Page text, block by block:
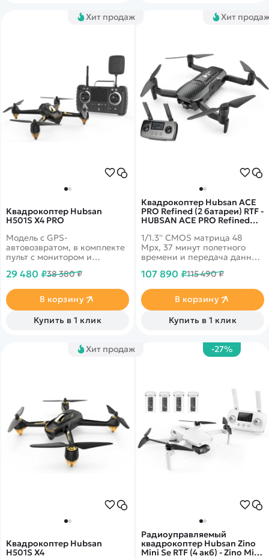
передачи видео на
максимальное расстояние в
профессионалов, так и для
начинающих пилотов.
FHD на 20 км, что дает еще
больше возможностей как
Хит продаж
Квадрокоптер Hubsan
H501S X4 PRO
Модель с GPS-
автовозвратом, в комплекте
пульт с монитором и
29 480 ₽38 380 ₽
В корзину
Купить в 1 клик
Хит
Квадрокоптер Hubsan ACE
PRO Refined (2 батареи) RTF -
HUBSAN ACE PRO Refined
1/1.3'' CMOS матрица 48
Mpx, 37 минут полетного
времени и передача данных
HDR 30fps и трансляция
Возможностью цифровой
передачи изображений
Syncreas 4.0.
107 890 ₽115 490 ₽
В корзину
Купить в 1 клик
Хит продаж
Квадрокоптер Hubsan
H501S X4
-27%
Радиоуправляемый
квадрокоптер Hubsan Zino
Mini Se RTF (4 акб) - Zino Mini